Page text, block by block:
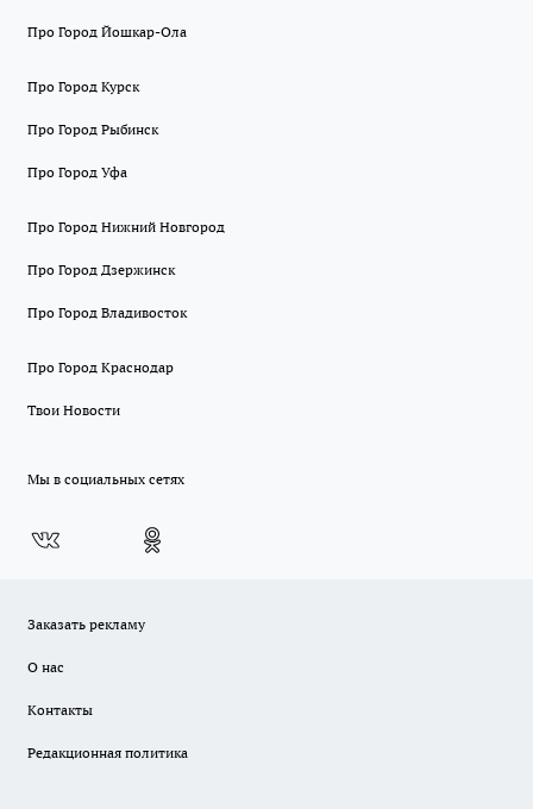
Про Город Йошкар-Ола
Про Город Курск
Про Город Рыбинск
Про Город Уфа
Про Город Нижний Новгород
Про Город Дзержинск
Про Город Владивосток
Про Город Краснодар
Твои Новости
Мы в социальных сетях
Заказать рекламу
О нас
Контакты
Редакционная политика